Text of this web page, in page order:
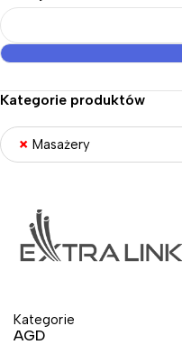
Kategorie produktów
× Masażery
Kategorie
AGD